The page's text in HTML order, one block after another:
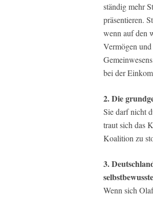
ständig mehr
präsentieren.
wenn auf den
Vermögen
bei der
2. Die
Sie darf nicht
traut sich das
Koalition zu
3.
Wenn sich